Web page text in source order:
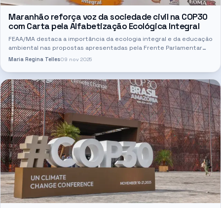
Maranhão reforça voz da sociedade civil na COP30
com Carta pela Alfabetização Ecológica Integral
FEAA/MA destaca a importância da ecologia integral e da educação
ambiental nas propostas apresentadas pela Frente Parlamentar
Ambientalista à Câmara dos Deputados As propostas
Maria Regina Telles09 nov 2025